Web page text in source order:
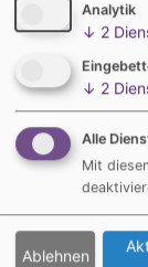
Analytik
↓ 2
↓ 2
Alle
Mit
Ablehnen